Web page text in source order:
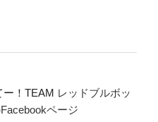
ー！TEAM レッドブルボッ
ページ